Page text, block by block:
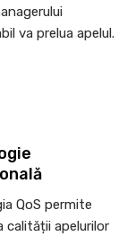
va prelua apelul.
QoS permite
calității apelurilor